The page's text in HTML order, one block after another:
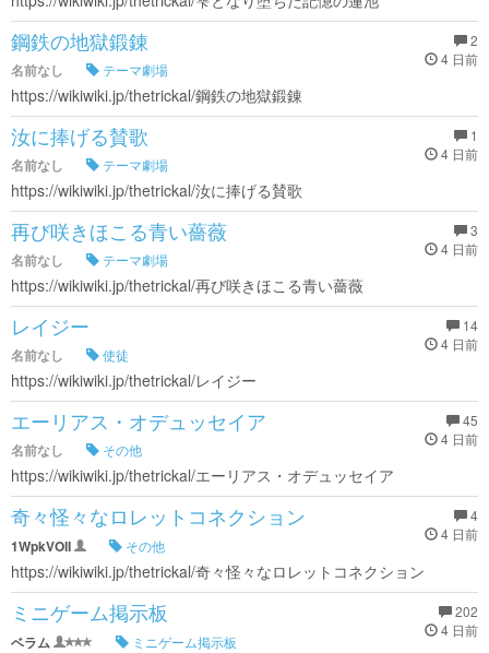
2
4 日前
鋼鉄の地獄鍛錬
名前なし テーマ劇場
https://wikiwiki.jp/thetrickal/鋼鉄の地獄鍛錬
1
4 日前
汝に捧げる賛歌
名前なし テーマ劇場
https://wikiwiki.jp/thetrickal/汝に捧げる賛歌
3
4 日前
再び咲きほこる青い薔薇
名前なし テーマ劇場
https://wikiwiki.jp/thetrickal/再び咲きほこる青い薔薇
14
4 日前
レイジー
名前なし 使徒
https://wikiwiki.jp/thetrickal/レイジー
45
4 日前
エーリアス・オデュッセイア
名前なし その他
https://wikiwiki.jp/thetrickal/エーリアス・オデュッセイア
4
4 日前
奇々怪々なロレットコネクション
1WpkVOlI その他
https://wikiwiki.jp/thetrickal/奇々怪々なロレットコネクション
202
4 日前
ミニゲーム掲示板
ベラム ミニゲーム掲示板